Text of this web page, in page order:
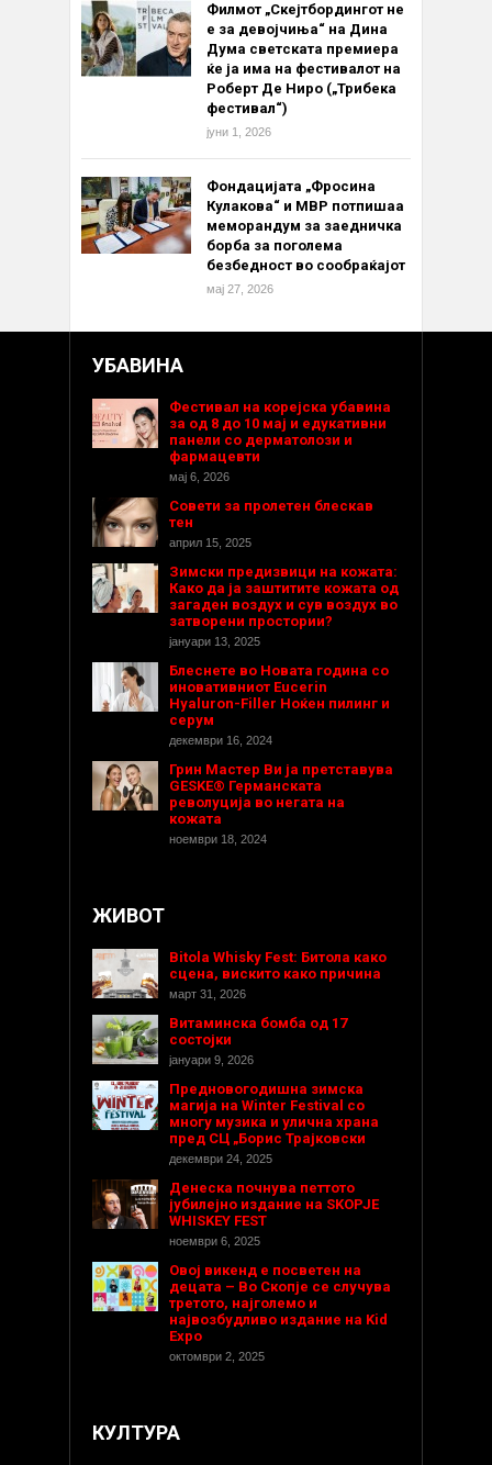
Филмот „Скејтбордингот не
е за девојчиња“ на Дина
Дума светската премиера
ќе ја има на фестивалот на
Роберт Де Ниро („Трибека
фестивал“)
јуни 1, 2026
Фондацијата „Фросина
Кулакова“ и МВР потпишаа
меморандум за заедничка
борба за поголема
безбедност во сообраќајот
мај 27, 2026
УБАВИНА
Фестивал на корејска убавина
за од 8 до 10 мај и едукативни
панели со дерматолози и
фармацевти
мај 6, 2026
Совети за пролетен блескав
тен
април 15, 2025
Зимски предизвици на кожата:
Како да ја заштитите кожата од
загаден воздух и сув воздух во
затворени простории?
јануари 13, 2025
Блеснете во Новата година со
иновативниот Eucerin
Hyaluron-Filler Ноќен пилинг и
серум
декември 16, 2024
Грин Мастер Ви ја претставува
GESKE® Германската
револуција во негата на
кожата
ноември 18, 2024
ЖИВОТ
Bitola Whisky Fest: Битола како
сцена, вискито како причина
март 31, 2026
Витаминска бомба од 17
состојки
јануари 9, 2026
Предновогодишнa зимска
магија на Winter Festival со
многу музика и улична храна
пред СЦ „Борис Трајковски
декември 24, 2025
Денеска почнува петтото
јубилејно издание на SKOPJE
WHISKEY FEST
ноември 6, 2025
Овој викенд е посветен на
децата – Во Скопје се случува
третото, најголемо и
највозбудливо издание на Kid
Expo
октомври 2, 2025
КУЛТУРА